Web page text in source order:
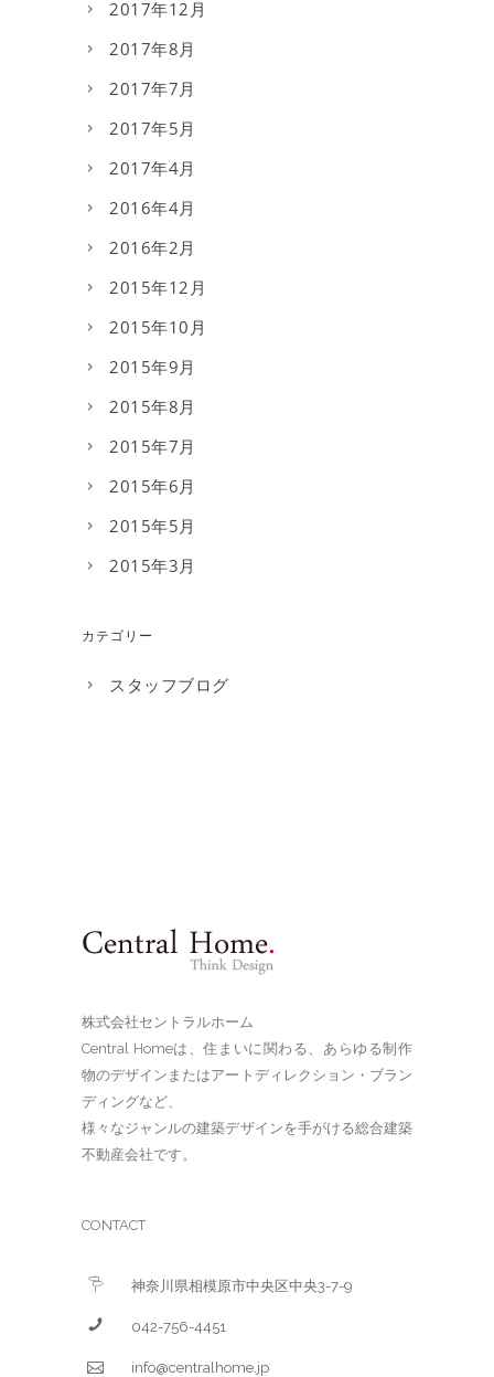
2017年12月
2017年8月
2017年7月
2017年5月
2017年4月
2016年4月
2016年2月
2015年12月
2015年10月
2015年9月
2015年8月
2015年7月
2015年6月
2015年5月
2015年3月
カテゴリー
スタッフブログ
株式会社セントラルホーム
Central Homeは、住まいに関わる、あらゆる制作
物のデザインまたはアートディレクション・ブラン
ディングなど、
様々なジャンルの建築デザインを手がける総合建築
不動産会社です。
CONTACT
神奈川県相模原市中央区中央3-7-9
042-756-4451
info@centralhome.jp